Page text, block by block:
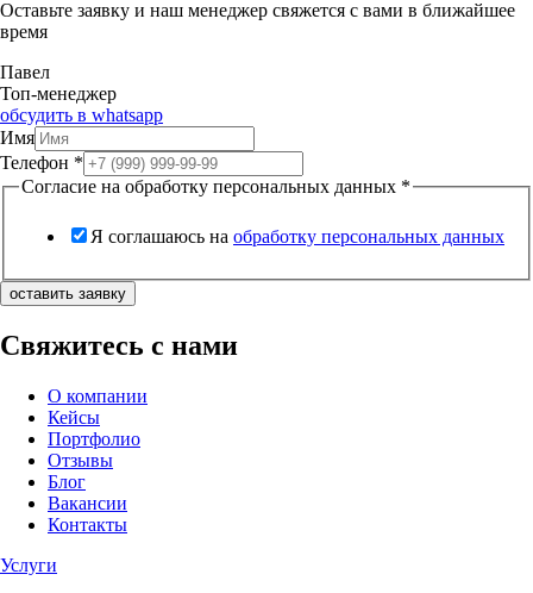
Оставьте заявку и наш менеджер свяжется с вами в ближайшее
время
Павел
Топ-менеджер
обсудить в whatsapp
Имя
Телефон *
Согласие на обработку персональных данных *
Я соглашаюсь на обработку персональных данных
оставить заявку
Свяжитесь с нами
О компании
Кейсы
Портфолио
Отзывы
Блог
Вакансии
Контакты
Услуги